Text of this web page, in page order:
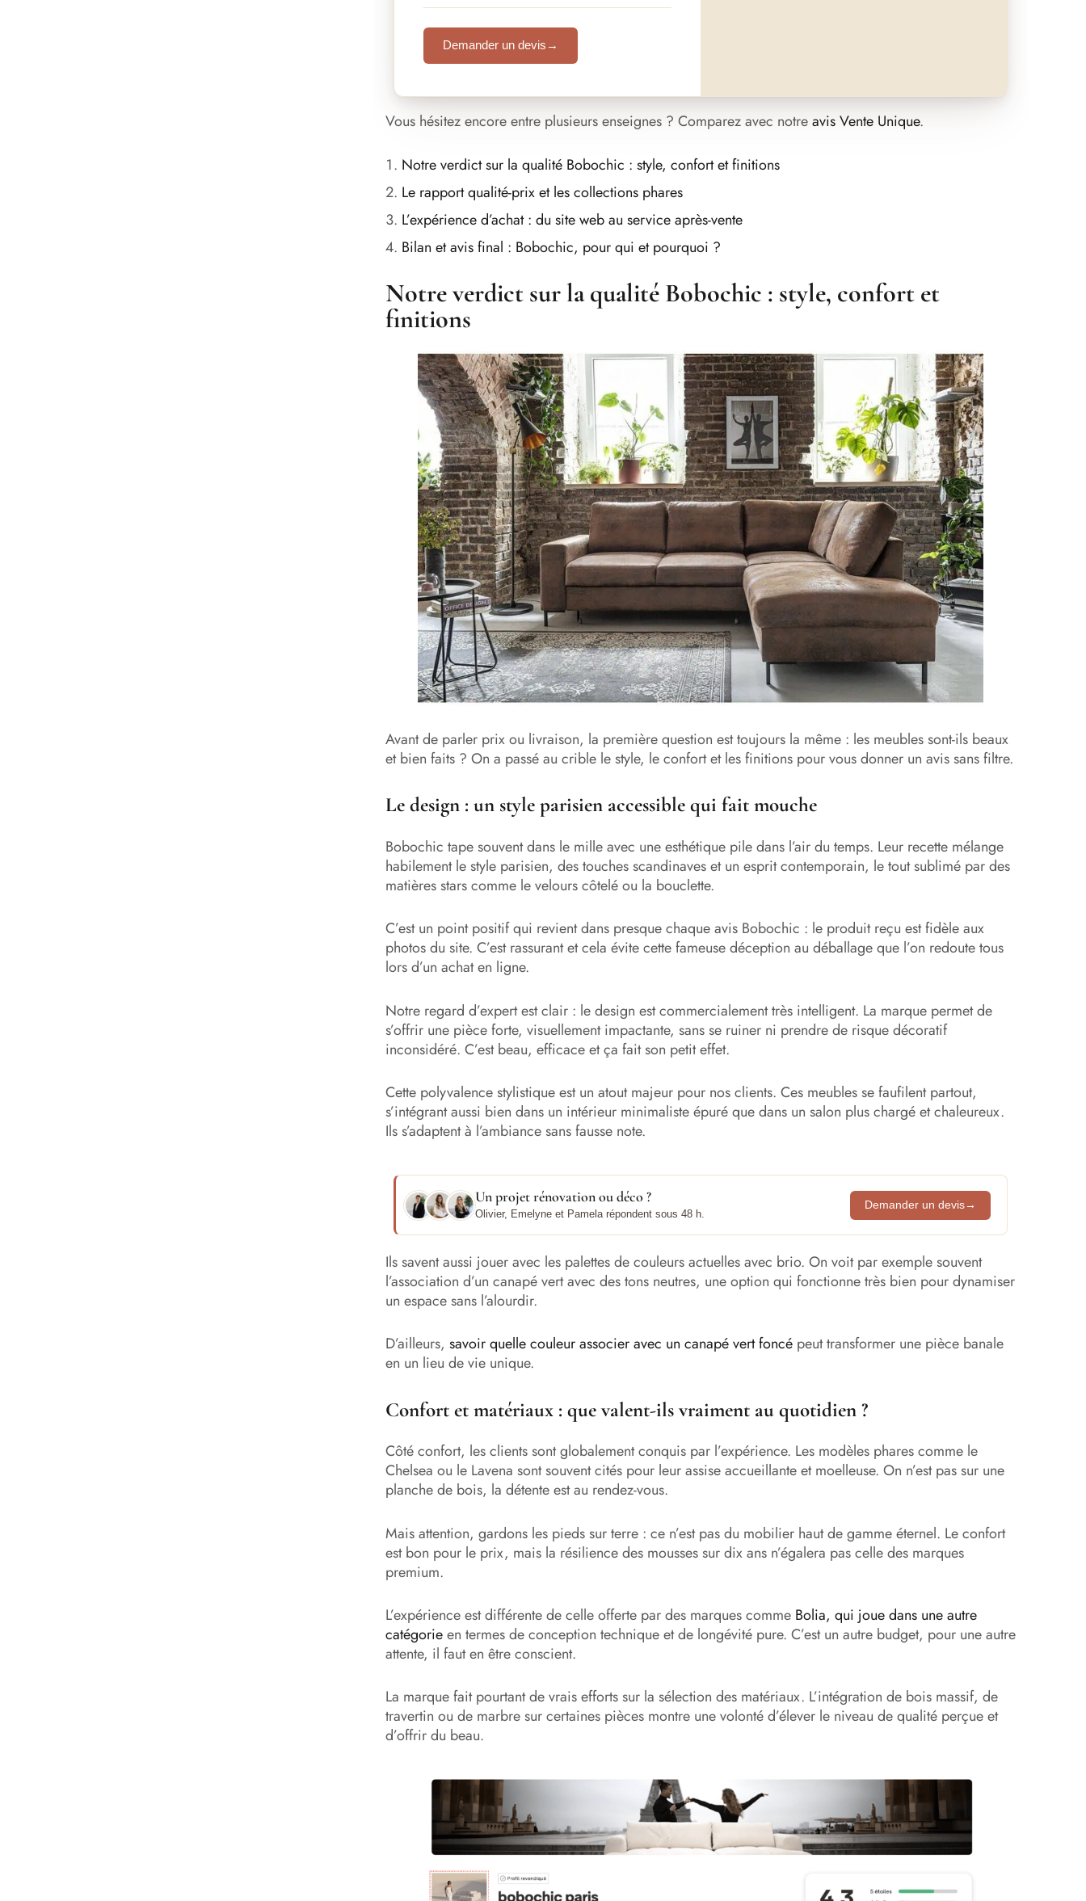
Demander un devis →
Vous hésitez encore entre plusieurs enseignes ? Comparez avec notreavis Vente Unique.
Notre verdict sur la qualité Bobochic : style, confort et finitions
Le rapport qualité-prix et les collections phares
L’expérience d’achat : du site web au service après-vente
Bilan et avis final : Bobochic, pour qui et pourquoi ?
Notre verdict sur la qualité Bobochic : style, confort et
finitions
Avant de parler prix ou livraison, la première question est toujours la même : les meubles sont-ils beaux
et bien faits ? On a passé au crible le style, le confort et les finitions pour vous donner un avis sans filtre.
Le design : un style parisien accessible qui fait mouche
Bobochic tape souvent dans le mille avec une esthétique pile dans l’air du temps. Leur recette mélange
habilement le style parisien, des touches scandinaves et un esprit contemporain, le tout sublimé par des
matières stars comme le velours côtelé ou la bouclette.
C’est un point positif qui revient dans presque chaque avis Bobochic : le produit reçu est fidèle aux
photos du site. C’est rassurant et cela évite cette fameuse déception au déballage que l’on redoute tous
lors d’un achat en ligne.
Notre regard d’expert est clair : le design est commercialement très intelligent. La marque permet de
s’offrir une pièce forte, visuellement impactante, sans se ruiner ni prendre de risque décoratif
inconsidéré. C’est beau, efficace et ça fait son petit effet.
Cette polyvalence stylistique est un atout majeur pour nos clients. Ces meubles se faufilent partout,
s’intégrant aussi bien dans un intérieur minimaliste épuré que dans un salon plus chargé et chaleureux.
Ils s’adaptent à l’ambiance sans fausse note.
Un projet rénovation ou déco ?
Olivier, Emelyne et Pamela répondent sous 48 h.
Demander un devis→
Ils savent aussi jouer avec les palettes de couleurs actuelles avec brio. On voit par exemple souvent
l’association d’un canapé vert avec des tons neutres, une option qui fonctionne très bien pour dynamiser
un espace sans l’alourdir.
D’ailleurs, savoir quelle couleur associer avec un canapé vert foncé peut transformer une pièce banale
en un lieu de vie unique.
Confort et matériaux : que valent-ils vraiment au quotidien ?
Côté confort, les clients sont globalement conquis par l’expérience. Les modèles phares comme le
Chelsea ou le Lavena sont souvent cités pour leur assise accueillante et moelleuse. On n’est pas sur une
planche de bois, la détente est au rendez-vous.
Mais attention, gardons les pieds sur terre : ce n’est pas du mobilier haut de gamme éternel. Le confort
est bon pour le prix, mais la résilience des mousses sur dix ans n’égalera pas celle des marques
premium.
L’expérience est différente de celle offerte par des marques comme Bolia, qui joue dans une autre
catégorieen termes de conception technique et de longévité pure. C’est un autre budget, pour une autre
attente, il faut en être conscient.
La marque fait pourtant de vrais efforts sur la sélection des matériaux. L’intégration de bois massif, de
travertin ou de marbre sur certaines pièces montre une volonté d’élever le niveau de qualité perçue et
d’offrir du beau.